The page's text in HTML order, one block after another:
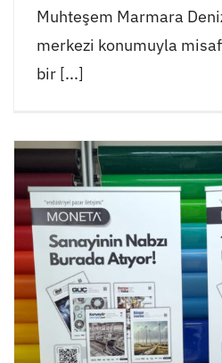
Muhteşem Marmara
merkezi konumuyla
bir [...]